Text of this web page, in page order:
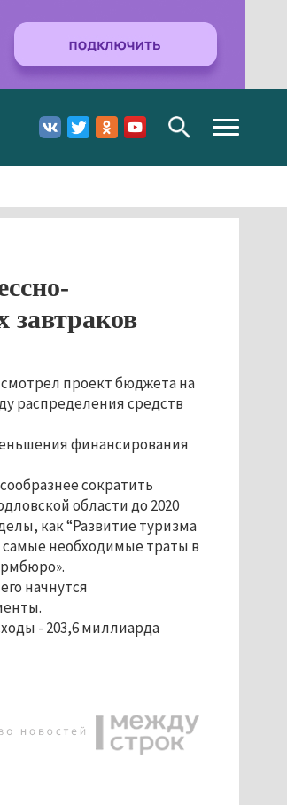
Toggle
navigation
завтраков
проект бюджета на
распределения средств
финансирования
сократить
области до 2020
как “Развитие туризма
самые необходимые траты в
начнутся
- 203,6 миллиарда